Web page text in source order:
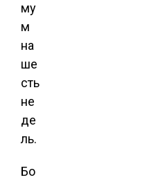
му
м
на
ше
сть
не
де
ль.
Бо